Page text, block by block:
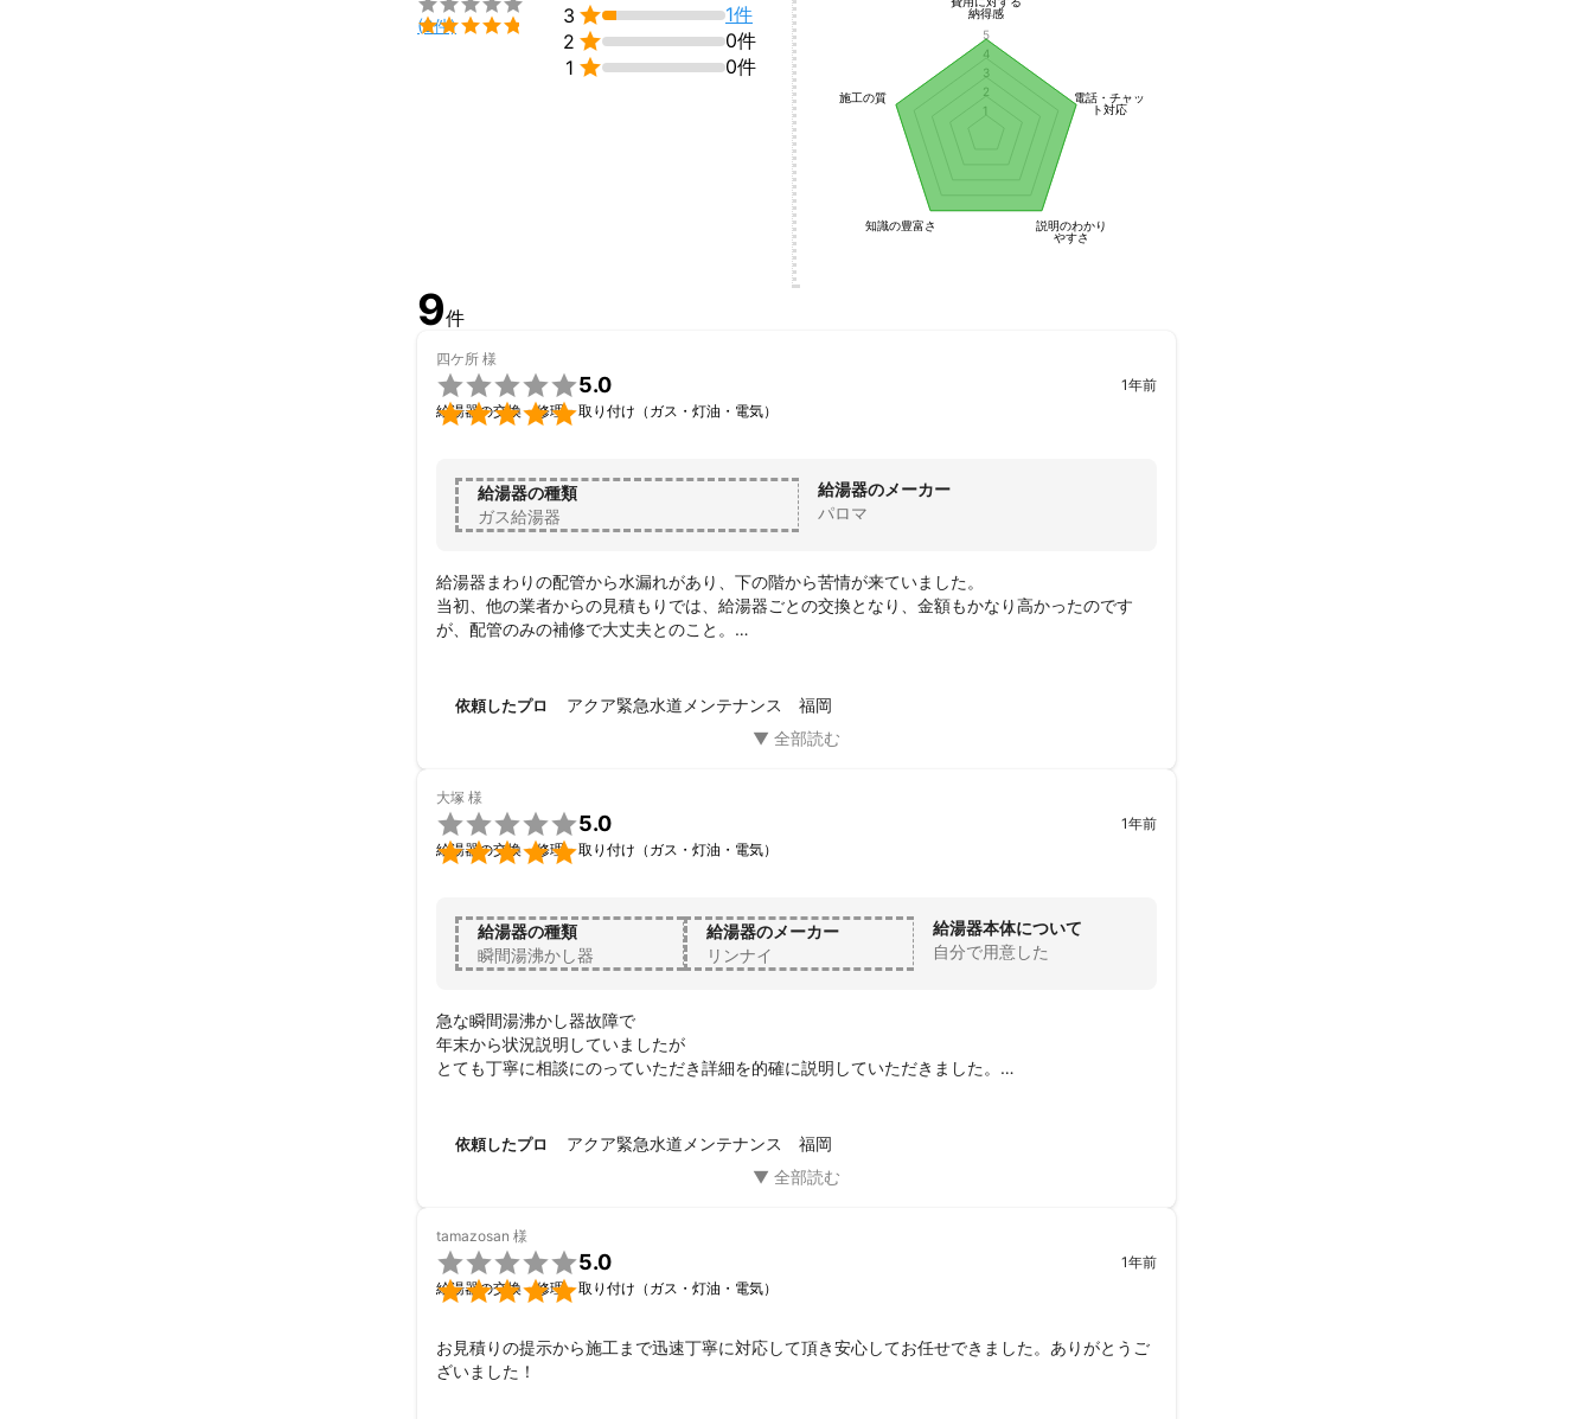
※ガス給湯器交換
5000件以上の経験と実績があります、
・この道10年のプロ在籍！素早く丁寧な仕事が自慢です！
【国家資格】ガス消費機器設置工事監督者
ガス可とう管接続工事監督者が

(9件)
3 
1件
2 
0件
1  0件
納得感
電話・チャッ
ト対応
説明のわかり
やすさ
知識の豊富さ
施工の質
1
2
3
4
5
9件
四ケ所 様


5.0
給湯器の交換・修理・取り付け（ガス・灯油・電気）
1年前
給湯器の種類
ガス給湯器
給湯器のメーカー
パロマ
給湯器まわりの配管から水漏れがあり、下の階から苦情が来ていました。
当初、他の業者からの見積もりでは、給湯器ごとの交換となり、金額もかなり高かったのです
が、配管のみの補修で大丈夫とのこと。
依頼したプロ アクア緊急水道メンテナンス 福岡
大塚 様


5.0
給湯器の交換・修理・取り付け（ガス・灯油・電気）
1年前
給湯器の種類
瞬間湯沸かし器
給湯器のメーカー
リンナイ
給湯器本体について
自分で用意した
急な瞬間湯沸かし器故障で
年末から状況説明していましたが
とても丁寧に相談にのっていただき詳細を的確に説明していただきました。
当日の作業も説明も
ほんとにとても頼りがいのある業者さんです！
依頼したプロ アクア緊急水道メンテナンス 福岡
tamazosan 様


5.0
給湯器の交換・修理・取り付け（ガス・灯油・電気）
1年前
お見積りの提示から施工まで迅速丁寧に対応して頂き安心してお任せできました。ありがとうご
ざいました！